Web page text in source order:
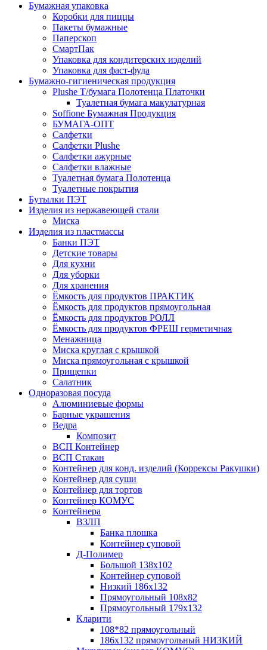
Бумажная упаковка
Коробки для пиццы
Пакеты бумажные
Паперскоп
СмартПак
Упаковка для кондитерских иэделий
Упаковка для фаст-фуда
Бумажно-гигиеническая продукция
Plushe Т/бумага Полотенца Платочки
Туалетная бумага макулатурная
Soffione Бумажная Продукция
БУМАГА-ОПТ
Салфетки
Салфетки Plushe
Салфетки ажурные
Салфетки влажные
Туалетная бумага Полотенца
Туалетные покрытия
Бутылки ПЭТ
Изделия из нержавеющей стали
Миска
Изделия из пластмассы
Банки ПЭТ
Детские товары
Для кухни
Для уборки
Для хранения
Ёмкость для продуктов ПРАКТИК
Ёмкость для продуктов прямоугольная
Ёмкость для продуктов РОЛЛ
Ёмкость для продуктов ФРЕШ герметичная
Менажница
Миска круглая с крышкой
Миска прямоугольная с крышкой
Прищепки
Салатник
Одноразовая посуда
Алюминиевые формы
Барные украшения
Ведра
Композит
ВСП Контейнер
ВСП Стакан
Контейнер для конд. изделий (Коррексы Ракушки)
Контейнер для суши
Контейнер для тортов
Контейнер КОМУС
Контейнера
ВЗЛП
Банка плошка
Контейнер суповой
Д-Полимер
Большой 138х102
Контейнер суповой
Низкий 186х132
Прямоугольный 108х82
Прямоугольный 179х132
Кларити
108*82 прямоугольный
186х132 прямоугольный НИЗКИЙ